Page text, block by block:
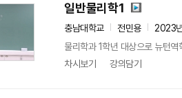
일반물리학1
충남대학교 전민용
2023
물리학과 1학년 대상으로 뉴턴
차시보기
강의담기